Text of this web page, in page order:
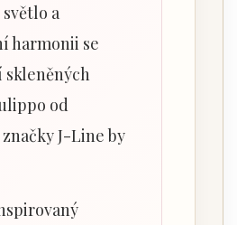
a
harmonii se
skleněných
od
J-Line by